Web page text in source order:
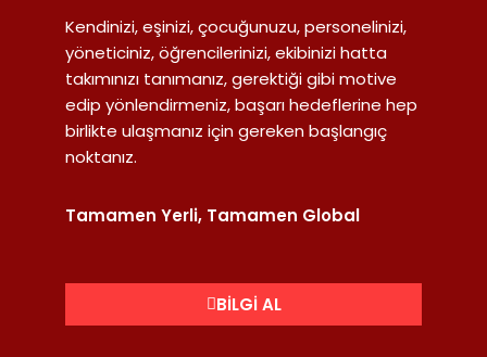
Kendinizi, eşinizi, çocuğunuzu, personelinizi,
yöneticiniz, öğrencilerinizi, ekibinizi hatta
takımınızı tanımanız, gerektiği gibi motive
edip yönlendirmeniz, başarı hedeflerine hep
birlikte ulaşmanız için gereken başlangıç
noktanız.
Tamamen Yerli, Tamamen Global
BILGI AL